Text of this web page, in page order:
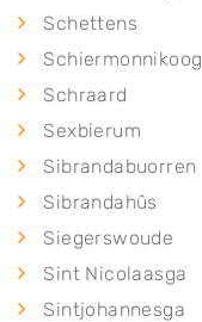
Schettens
Schiermonnikoog
Schraard
Sexbierum
Sibrandabuorren
Sibrandahûs
Siegerswoude
Sint Nicolaasga
Sintjohannesga